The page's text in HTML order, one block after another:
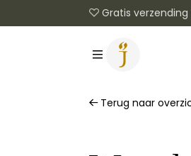
Gratis
Terug naar